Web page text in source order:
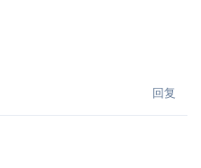
回复